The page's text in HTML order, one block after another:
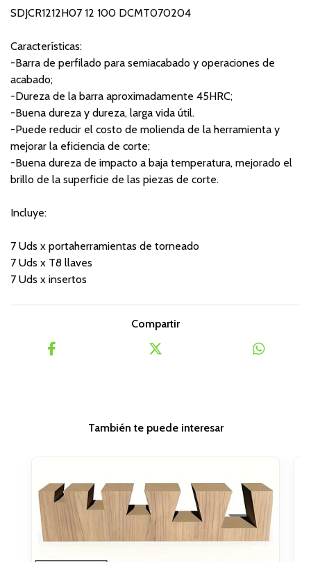
SDJCR1212H07 12 100 DCMT070204
Características:
-Barra de perfilado para semiacabado y operaciones de
acabado;
-Dureza de la barra aproximadamente 45HRC;
-Buena dureza y dureza, larga vida útil.
-Puede reducir el costo de molienda de la herramienta y
mejorar la eficiencia de corte;
-Buena dureza de impacto a baja temperatura, mejorado el
brillo de la superficie de las piezas de corte.
Incluye:
7 Uds x portaherramientas de torneado
7 Uds x T8 llaves
7 Uds x insertos
Compartir
También te puede interesar